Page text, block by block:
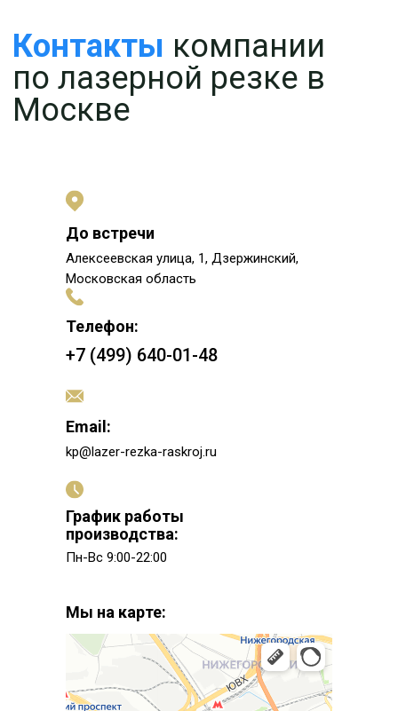
Мы на карте:
До встречи
Алексеевская улица, 1, Дзержинский,
Московская область
Телефон:
+7 (499) 640-01-48
kp@lazer-rezka-raskroj.ru
Email:
Пн-Вс 9:00-22:00
График работы
производства: